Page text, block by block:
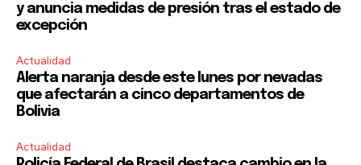
y anuncia medidas de presión tras el estado de
excepción
Actualidad
Alerta naranja desde este lunes por nevadas
que afectarán a cinco departamentos de
Bolivia
Actualidad